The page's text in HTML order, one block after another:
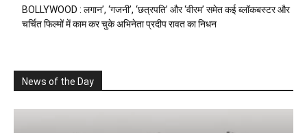
BOLLYWOOD : लगान’, ‘गजनी’, ‘छत्रपति’ और ‘वीरम’ समेत कई ब्लॉकबस्टर और
चर्चित फिल्मों में काम कर चुके अभिनेता प्रदीप रावत का निधन
News of the Day